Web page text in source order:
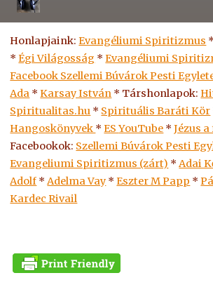
Honlapjaink:Evangéliumi Spiritizmus *
*Égi Világosság *Evangéliumi
Facebook Szellemi Búvárok Pesti
Ada *Karsay István * Társhonlapok:
Spiritualitas.hu * Spirituális Baráti Kör
Hangoskönyvek *ESYouTube *Jézus
Facebookok: Szellemi Búvárok Pesti
Evangeliumi Spiritizmus (zárt) *Adai
Adolf *Adelma Vay *Eszter M Papp *
Kardec Rivail